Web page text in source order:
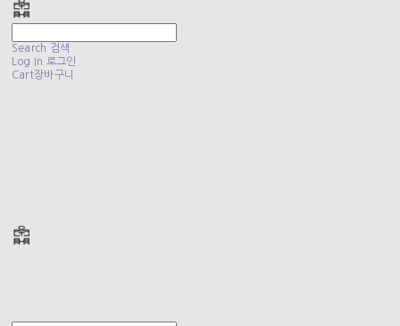
Search 검색
Log In 로그인
Cart장바구니